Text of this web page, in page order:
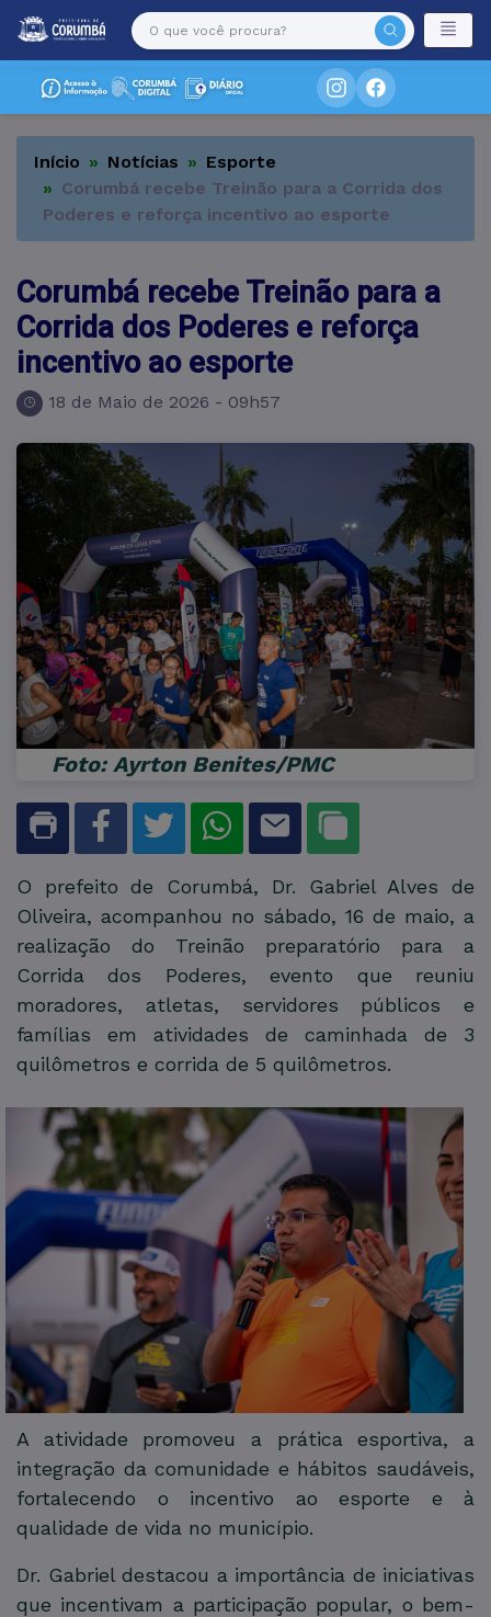
Início Notícias
Esporte
Corumbá recebe Treinão para a Corrida dos
Poderes e reforça incentivo ao esporte
Corumbá recebe Treinão para a
Corrida dos Poderes e reforça
incentivo ao esporte
18 de Maio de 2026 - 09h57
Foto: Ayrton Benites/PMC
O prefeito de Corumbá, Dr. Gabriel Alves de
Oliveira, acompanhou no sábado, 16 de maio, a
realização do Treinão preparatório para a
Corrida dos Poderes, evento que reuniu
moradores, atletas, servidores públicos e
famílias em atividades de caminhada de 3
quilômetros e corrida de 5 quilômetros.
A atividade promoveu a prática esportiva, a
integração da comunidade e hábitos saudáveis,
fortalecendo o incentivo ao esporte e à
qualidade de vida no município.
Dr. Gabriel destacou a importância de iniciativas
que incentivam a participação popular, o bem-